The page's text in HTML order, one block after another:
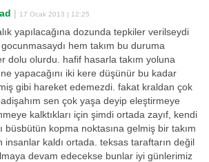
| 17 Ocak 2013 | 12:25
yapılacağına dozunda tepkiler verilseydi
hem takım bu duruma
dolu olurdu. hafif hasarla takım yoluna
yapacağını iki kere düşünür bu kadar
gibi hareket edemezdi. fakat kraldan çok
sen çok yaşa deyip eleştirmeye
kalktıkları için şimdi ortada zayıf, kendi
büsbütün kopma noktasına gelmiş bir takım
kaldı ortada. teksas taraftarın değil
devam edecekse bunlar iyi günlerimiz